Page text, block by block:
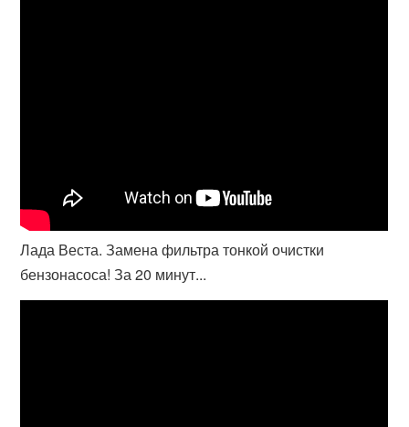
Лада Веста. Замена фильтра тонкой очистки
бензонасоса! За 20 минут...